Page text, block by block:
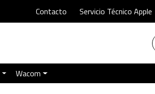
Contacto Servicio Técnico Apple
Wacom